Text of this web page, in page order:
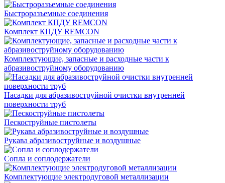
Быстроразъемные соединения
Комплект КПДУ REMCON
Комплектующие, запасные и расходные части к
абразивоструйному оборудованию
Насадки для абразивоструйной очистки внутренней
поверхности труб
Пескоструйные пистолеты
Рукава абразивоструйные и воздушные
Сопла и соплодержатели
Комплектующие электродуговой металлизации